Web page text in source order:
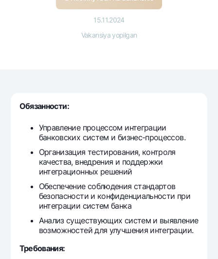
Hamma uchun USD uchun
Talab qilib olinguncha USD
Eskrou hisobvarag‘i
Ko'p beriladigan savollar
Sayt bo‘yicha qidiring
Qidirish
Foydali havolalar
Ko'p beriladigan savollar
Matbuot markazi
Ofis va bankomatlar
15.11.2024
Vakansiya yopilgan
Обязанности:
Управление процессом интеграции
банковских систем и бизнес-процессов.
Организация тестирования, контроля
качества, внедрения и поддержки
интеграционных решений
Обеспечение соблюдения стандартов
безопасности и конфиденциальности при
интеграции систем банка
Анализ существующих систем и выявление
возможностей для улучшения интеграции.
Требования: